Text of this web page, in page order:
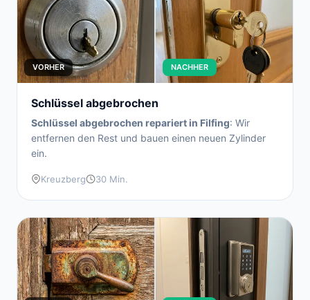
VORHER NACHHER
Schlüssel abgebrochen
Schlüssel abgebrochen repariert in Filfing: Wir
entfernen den Rest und bauen einen neuen Zylinder
ein.
Kreuzberg 30 Min.